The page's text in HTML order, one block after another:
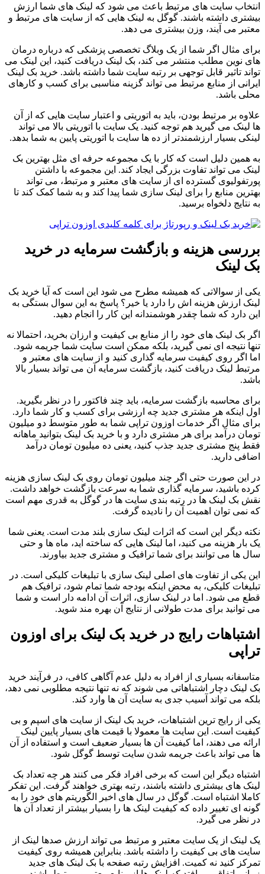
انتخاب سایت های مرتبط باعث می شود که لینک های شما ارزش
بیشتری داشته باشند. گوگل به لینک هایی که از سایت های مرتبط و
معتبر می آیند، وزن بیشتری می دهد.
برای مثال اگر شما از یک وبلاگ تخصصی پزشکی که درباره درمان
های نوین مطلب منتشر می کند، بک لینک دریافت کنید، این لینک می
تواند تاثیر قابل توجهی بر رتبه سایت شما داشته باشد. خرید بک لینک
ایرانی از منابع مرتبط می تواند گزینه مناسبی برای کسب و کارهای
محلی باشد.
علاوه بر مرتبط بودن، باید به اتوریتی و اعتبار سایت هایی که از آن
ها لینک می گیرید هم توجه کنید. یک سایت با اتوریتی بالا می تواند
لینکی بسیار ارزشمندتر از ده ها سایت با اتوریتی پایین به شما بدهد.
به همین دلیل است که کار با یک مجموعه حرفه ای مثل بهترین بک
لینک می تواند تفاوت بزرگی ایجاد کند. این مجموعه با داشتن
پورتفولیوی گسترده ای از سایت های معتبر و مرتبط، می تواند
بهترین منابع را برای لینک سازی شما پیدا کند و به شما کمک کند تا
به نتایج دلخواه برسید.
بررسی هزینه و بازگشت سرمایه در خرید
بک لینک
یکی از سوالاتی که همیشه مطرح می شود این است که آیا خرید بک
لینک ارزش هزینه اش را دارد یا خیر؟ پاسخ به این سوال بستگی به
این دارد که شما چقدر هوشمندانه این کار را انجام دهید.
اگر بک لینک های خود را از منابع بی کیفیت و ارزان بخرید، احتمالا نه
تنها نتیجه ای نمی گیرید، بلکه ممکن است سایت شما جریمه شود.
اما اگر روی کیفیت سرمایه گذاری کنید و از سایت های معتبر و
مرتبط لینک دریافت کنید، بازگشت سرمایه آن می تواند بسیار بالا
باشد.
برای محاسبه بازگشت سرمایه، باید چند فاکتور را در نظر بگیرید.
اول اینکه هر مشتری جدید چه ارزشی برای کسب و کار شما دارد.
برای مثال اگر خدمات اوزون تراپی شما به طور متوسط دو میلیون
تومان درآمد برای هر مشتری دارد و با خرید بک لینک بتوانید ماهانه
فقط پنج مشتری جدید جذب کنید، یعنی ده میلیون تومان درآمد
اضافی دارید.
در این صورت حتی اگر چند میلیون تومان روی بک لینک سازی هزینه
کرده باشید، سرمایه گذاری شما به سرعت بازگشت خواهد داشت.
نقش بک لینک ها در رتبه بندی سایت ها در گوگل به قدری مهم است
که نمی توان اهمیت آن را نادیده گرفت.
نکته دیگر این است که اثرات لینک سازی بلند مدت است. یعنی شما
یک بار هزینه می کنید، اما لینک هایی که ساخته اید، ماه ها و حتی
سال ها می توانند برای شما ترافیک و مشتری جدید بیاورند.
این یکی از تفاوت های اصلی لینک سازی با تبلیغات کلیکی است. در
تبلیغات کلیکی، به محض اینکه بودجه شما تمام شود، ترافیک هم
قطع می شود. اما در لینک سازی، اثرات آن ادامه دار است و شما
می توانید برای مدت طولانی از نتایج آن بهره مند شوید.
اشتباهات رایج در خرید بک لینک برای اوزون
تراپی
متاسفانه بسیاری از افراد به دلیل عدم آگاهی کافی، در فرآیند خرید
بک لینک دچار اشتباهاتی می شوند که نه تنها نتیجه مطلوبی نمی دهد،
بلکه می تواند آسیب جدی به سایت آن ها وارد کند.
یکی از رایج ترین اشتباهات، خرید بک لینک از سایت های اسپم و بی
کیفیت است. این سایت ها معمولا با قیمت های بسیار پایین لینک
ارائه می دهند، اما کیفیت آن ها بسیار ضعیف است و استفاده از آن
ها می تواند باعث جریمه شدن سایت توسط گوگل شود.
اشتباه دیگر این است که برخی افراد فکر می کنند هر چه تعداد بک
لینک های بیشتری داشته باشند، رتبه بهتری خواهند گرفت. این تفکر
کاملا اشتباه است. گوگل در سال های اخیر الگوریتم های خود را به
گونه ای تغییر داده که کیفیت لینک ها را بسیار بیشتر از تعداد آن ها
در نظر می گیرد.
یک لینک از یک سایت معتبر و مرتبط می تواند ارزش صدها لینک از
سایت های بی کیفیت را داشته باشد. بنابراین همیشه روی کیفیت
تمرکز کنید نه کمیت. افزایش رتبه صفحه با بک لینک های جدید